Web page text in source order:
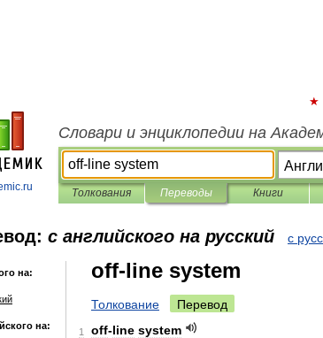
Словари и энциклопедии на
Толкования Переводы Книги
с английского на русский с
на:
на:
off-line system
Толкование Перевод
1 off-line system